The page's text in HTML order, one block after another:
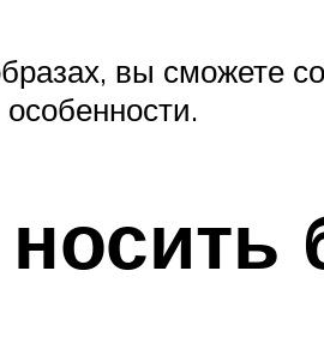
вы сможете